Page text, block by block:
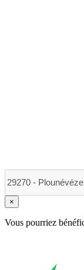
×
Vous pourriez